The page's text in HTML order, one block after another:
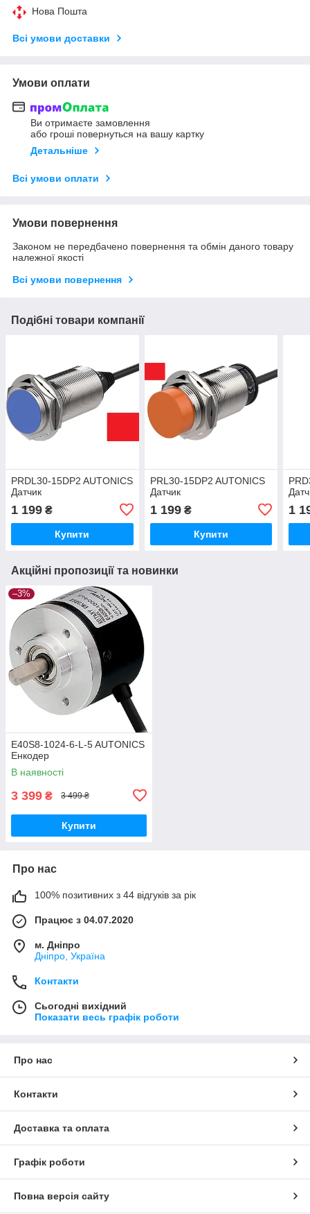
Нова Пошта
Всі умови доставки
Умови оплати
Ви отримаєте замовлення
або гроші повернуться на вашу картку
Детальніше
Всі умови оплати
Умови повернення
Законом не передбачено повернення та обмін даного товару
належної якості
Всі умови повернення
Подібні товари компанії
PRDL30-15DP2 AUTONICS
Датчик
1 199 ₴
Купити
PRL30-15DP2 AUTONICS
Датчик
1 199₴
Купити
1
Акційні пропозиції та новинки
–3%
E40S8-1024-6-L-5 AUTONICS
Енкодер
В наявності
3 399 ₴ 3 499 ₴
Купити
Про нас
100% позитивних з 44 відгуків за рік
Працює з 04.07.2020
м. Дніпро
Дніпро, Україна
Контакти
Сьогодні вихідний
Показати весь графік роботи
Про нас
Контакти
Доставка та оплата
Графік роботи
Повна версія сайту